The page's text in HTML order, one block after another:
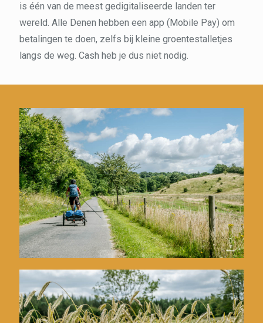
is één van de meest gedigitaliseerde landen ter
wereld. Alle Denen hebben een app (Mobile Pay) om
betalingen te doen, zelfs bij kleine groentestalletjes
langs de weg. Cash heb je dus niet nodig.